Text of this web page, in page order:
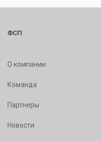
ФСП
О компании
Команда
Партнеры
Новости